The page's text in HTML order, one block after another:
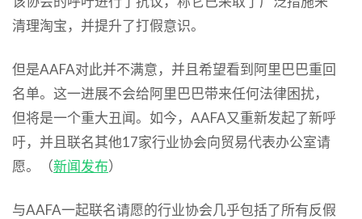
清理淘宝，并提升了打假意识。
但是AAFA对此并不满意，并且希望看到阿里巴巴重回
名单。这一进展不会给阿里巴巴带来任何法律困扰，
但将是一个重大丑闻。如今，AAFA又重新发起了新呼
吁，并且联名其他17家行业协会向贸易代表办公室请
愿。（新闻发布）
与AAFA一起联名请愿的行业协会几乎包括了所有反假